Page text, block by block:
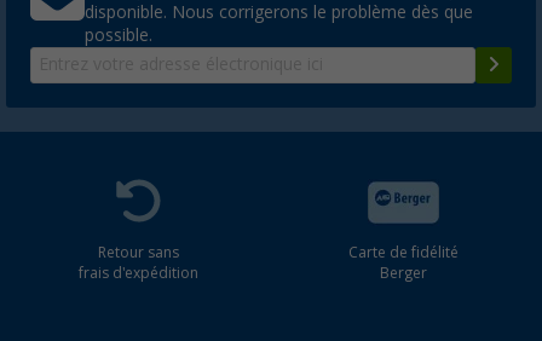
disponible. Nous corrigerons le problème dès que
possible.
Retour sans
frais d'expédition
Carte de fidélité
Berger